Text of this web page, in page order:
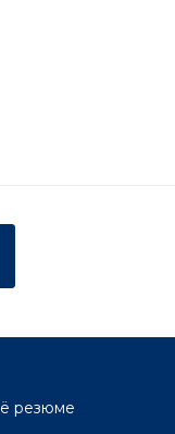
резюме